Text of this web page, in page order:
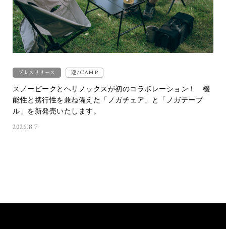
プレスリリース 遊/CAMP
スノーピークとヘリノックスが初のコラボレーション！ 機
能性と携行性を兼ね備えた「ノガチェア」と「ノガテーブ
ル」を新発売いたします。
2026.8.7